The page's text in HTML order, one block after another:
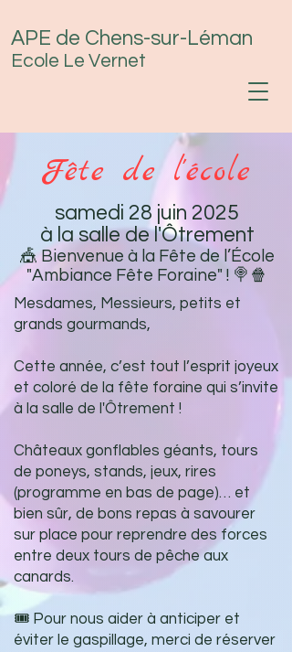
APE de Chens-sur-Léman
Ecole Le Vernet
Fête de l'école
samedi 28 juin 2025
à la salle de l'Ôtrement
🎪 Bienvenue à la Fête de l’École
"Ambiance Fête Foraine" ! 🍭🍿
Mesdames, Messieurs, petits et
grands gourmands,
Cette année, c’est tout l’esprit joyeux
et coloré de la fête foraine qui s’invite
à la salle de l'Ôtrement !
Châteaux gonflables géants, tours
de poneys, stands, jeux, rires
(programme en bas de page)… et
bien sûr, de bons repas à savourer
sur place pour reprendre des forces
entre deux tours de pêche aux
canards.
🎟️ Pour nous aider à anticiper et
éviter le gaspillage, merci de réserver